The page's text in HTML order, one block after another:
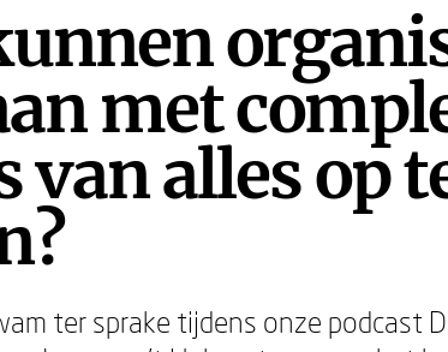
met
van alles op
ter sprake tijdens onze podcast